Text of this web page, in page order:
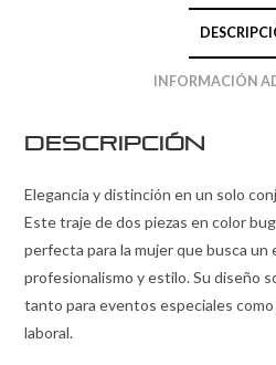
INFORMACIÓN
Descripción
Elegancia y distinción en un solo
Este traje de dos piezas en color
perfecta para la mujer que busca
profesionalismo y estilo. Su diseño
tanto para eventos especiales
laboral.